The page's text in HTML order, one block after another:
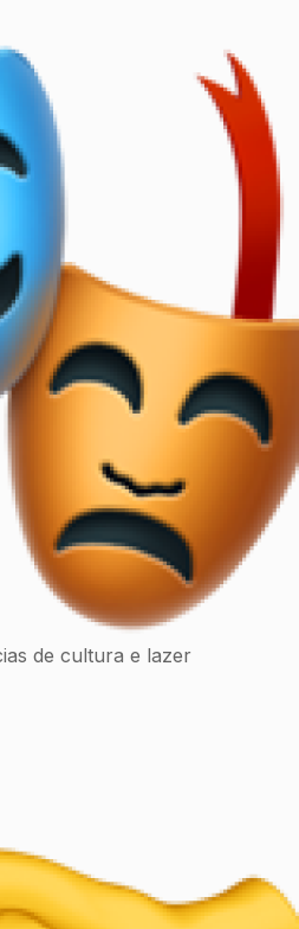
de cultura e lazer